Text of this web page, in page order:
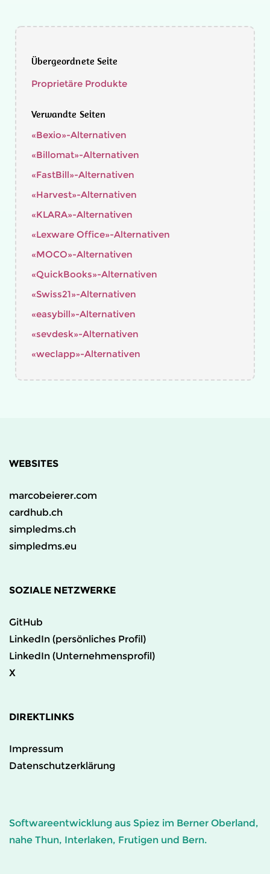
Übergeordnete Seite
Proprietäre Produkte
Verwandte Seiten
«Bexio»-Alternativen
«Billomat»-Alternativen
«FastBill»-Alternativen
«Harvest»-Alternativen
«KLARA»-Alternativen
«Lexware Office»-Alternativen
«MOCO»-Alternativen
«QuickBooks»-Alternativen
«Swiss21»-Alternativen
«easybill»-Alternativen
«sevdesk»-Alternativen
«weclapp»-Alternativen
WEBSITES
marcobeierer.com
cardhub.ch
simpledms.ch
simpledms.eu
SOZIALE NETZWERKE
GitHub
LinkedIn (persönliches Profil)
LinkedIn (Unternehmensprofil)
X
DIREKTLINKS
Impressum
Datenschutzerklärung
Softwareentwicklung aus Spiez im Berner Oberland,
nahe Thun, Interlaken, Frutigen und Bern.